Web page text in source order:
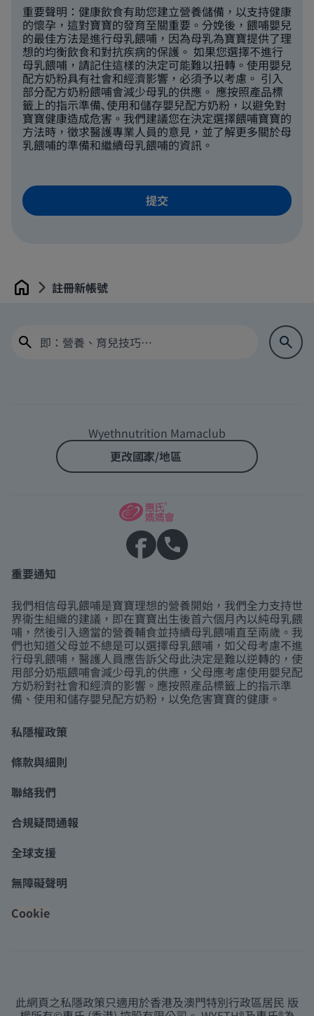
重要聲明：健康飲食有助您建立營養儲備，以支持健康
的懷孕，這對寶寶的發育至關重要。分娩後，餵哺嬰兒
的最佳方法是進行母乳餵哺，因為母乳為寶寶提供了理
想的均衡飲食和對抗疾病的保護。 如果您選擇不進行
母乳餵哺，請記住這樣的決定可能難以扭轉。使用嬰兒
配方奶粉具有社會和經濟影響，必須予以考慮。 引入
部分配方奶粉餵哺會減少母乳的供應。 應按照產品標
籤上的指示準備､使用和儲存嬰兒配方奶粉，以避免對
寶寶健康造成危害。我們建議您在決定選擇餵哺寶寶的
方法時，徵求醫護專業人員的意見，並了解更多關於母
乳餵哺的準備和繼續母乳餵哺的資訊。
Home 註冊新帳號
Wyethnutrition Mamaclub
更改國家/地區
重要通知
我們相信母乳餵哺是寶寶理想的營養開始，我們全力支持世
界衛生組織的建議，即在寶寶出生後首六個月內以純母乳餵
哺，然後引入適當的營養輔食並持續母乳餵哺直至兩歲。我
們也知道父母並不總是可以選擇母乳餵哺，如父母考慮不進
行母乳餵哺，醫護人員應告訴父母此決定是難以逆轉的，使
用部分奶瓶餵哺會減少母乳的供應，父母應考慮使用嬰兒配
方奶粉對社會和經濟的影響。應按照產品標籤上的指示準
備、使用和儲存嬰兒配方奶粉，以免危害寶寶的健康。
私隱權政策
條款與細則
聯絡我們
合規疑問通報
全球支援
無障礙聲明
Cookie
此網頁之私隱政策只適用於香港及澳門特別行政區居民 版